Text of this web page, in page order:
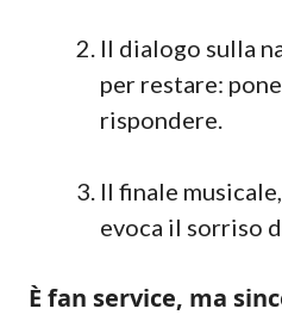
Il dialogo sulla
per restare:
rispondere.
Il finale
evoca il sorriso
È fan service, ma